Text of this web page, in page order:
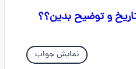
نمایش جواب